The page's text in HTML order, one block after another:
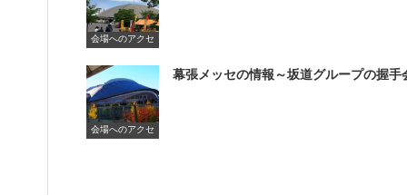
会場へのアクセ
ス
会場へのアクセ
ス
幕張メッセの情報～坂道グループの握手